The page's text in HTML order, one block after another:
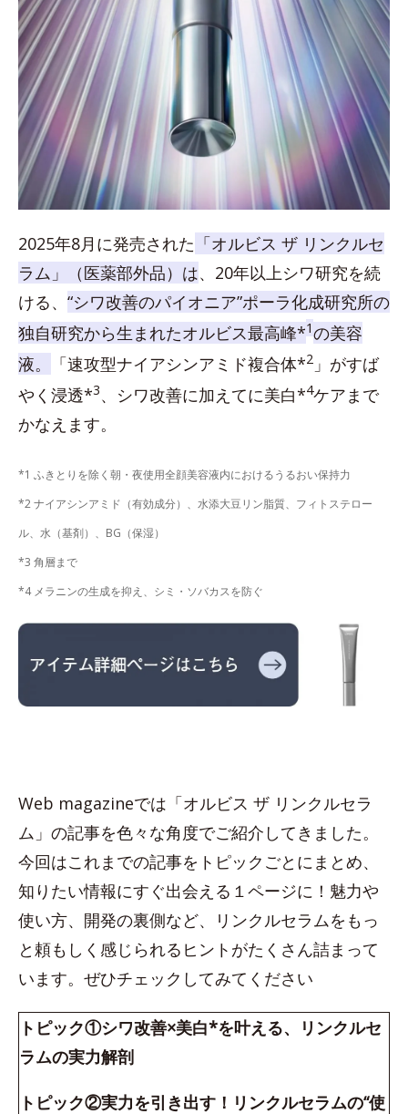
2025年8月に発売された 「オルビス ザ リンクルセ
ラム」（医薬部外品）は、20年以上シワ研究を続
ける、 “シワ改善のパイオニア”ポーラ化成研究所の
独自研究から生まれたオルビス最高峰*1の美容
液。
「速攻型ナイアシンアミド複合体*2 」がすば
やく浸透*3、シワ改善に加えてに美白*4ケアまで
かなえます。
*1 ふきとりを除く朝・夜使用全顔美容液内におけるうるおい保持力
*2 ナイアシンアミド（有効成分）、水添大豆リン脂質、フィトステロー
ル、水（基剤）、BG（保湿）
*3 角層まで
*4 メラニンの生成を抑え、シミ・ソバカスを防ぐ
Web magazineでは「オルビス ザ リンクルセラ
ム」の記事を色々な角度でご紹介してきました。
今回はこれまでの記事をトピックごとにまとめ、
知りたい情報にすぐ出会える１ページに！魅力や
使い方、開発の裏側など、リンクルセラムをもっ
と頼もしく感じられるヒントがたくさん詰まって
います。ぜひチェックしてみてください
トピック①シワ改善×美白*を叶える、リンクルセ
ラムの実力解剖
トピック②実力を引き出す！リンクルセラムの“使